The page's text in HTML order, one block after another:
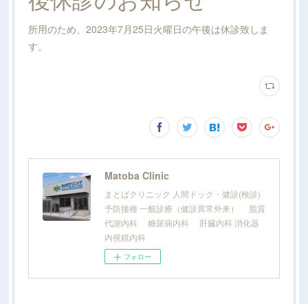
所用のため、2023年7月25日火曜日の午後は休診致しま
す。
Matoba Clinic
まとばクリニック 人間ドック・健診(検診)
予防接種 一般診療（健診異常外来） 脂質
代謝内科 糖尿病内科 肝臓内科 消化器
内視鏡内科
フォロー